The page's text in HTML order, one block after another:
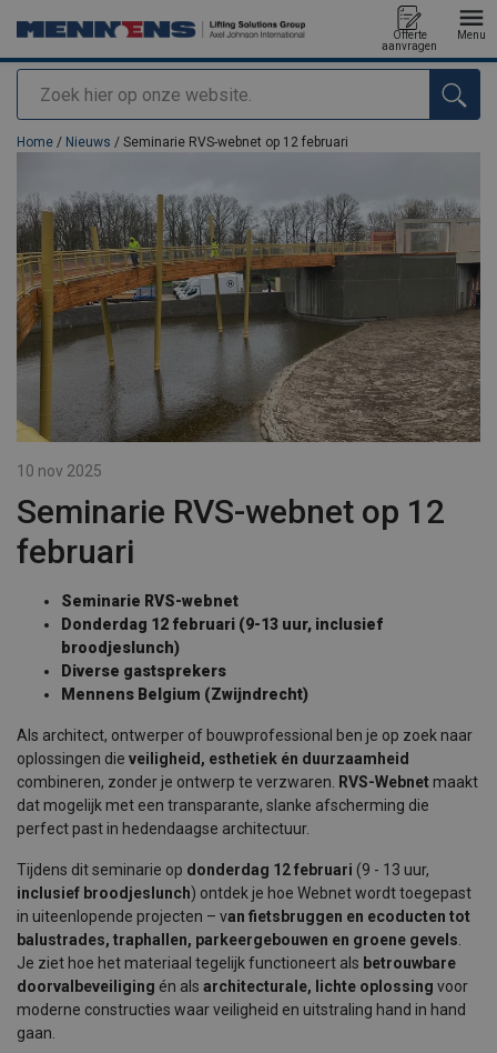
Zoeken
Offerte
aanvragen
Menu
toegevoegd aan uw offerte
Home / Nieuws / Seminarie RVS-webnet op 12 februari
10 nov 2025
Seminarie RVS-webnet op 12
februari
Seminarie RVS-webnet
Donderdag 12 februari (9-13 uur, inclusief
broodjeslunch)
Diverse gastsprekers
Mennens Belgium (Zwijndrecht)
Als architect, ontwerper of bouwprofessional ben je op zoek naar
oplossingen die veiligheid, esthetiek én duurzaamheid
combineren, zonder je ontwerp te verzwaren. RVS-Webnetmaakt
dat mogelijk met een transparante, slanke afscherming die
perfect past in hedendaagse architectuur.
Tijdens dit seminarie op donderdag 12 februari (9 - 13 uur,
inclusief broodjeslunch) ontdek je hoe Webnet wordt toegepast
in uiteenlopende projecten – van fietsbruggen en ecoducten tot
balustrades, traphallen, parkeergebouwen en groene gevels.
Je ziet hoe het materiaal tegelijk functioneert als betrouwbare
doorvalbeveiliging én als architecturale, lichte oplossing voor
moderne constructies waar veiligheid en uitstraling hand in hand
gaan.